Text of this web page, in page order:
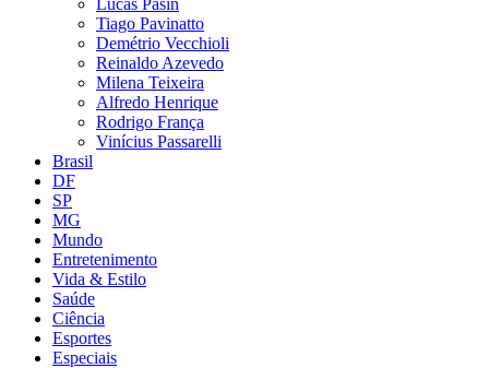
Tiago Pavinatto
Demétrio Vecchioli
Reinaldo Azevedo
Milena Teixeira
Alfredo Henrique
Rodrigo França
Vinícius Passarelli
Brasil
DF
SP
MG
Mundo
Entretenimento
Vida & Estilo
Saúde
Ciência
Esportes
Especiais